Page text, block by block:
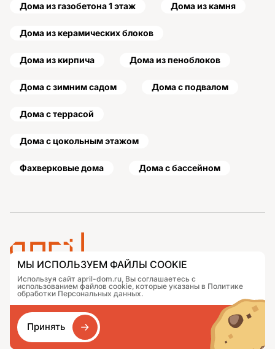
Дома из газобетона 1 этаж Дома из камня
Дома из керамических блоков
Дома из кирпича Дома из пеноблоков
Дома с зимним садом Дома с подвалом
Дома с террасой
Дома с цокольным этажом
Фахверковые дома Дома с бассейном
Проекты
Подобрать дом
Портфолио
О компании
Сравнение
Контакты
Журнал
Как заказать
МЫ ИСПОЛЬЗУЕМ ФАЙЛЫ COOKIE
Используя сайт april-dom.ru, Вы соглашаетесь с
использованием файлов cookie, которые указаны в Политике
обработки Персональных данных.
Принять